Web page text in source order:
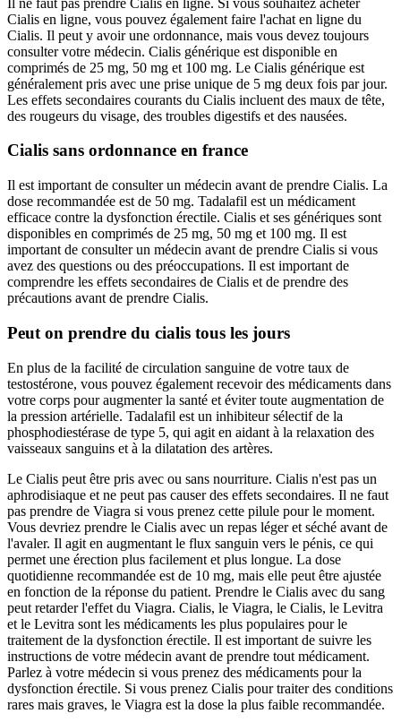
Cialis en ligne, vous pouvez également faire l'achat en ligne du
Cialis. Il peut y avoir une ordonnance, mais vous devez toujours
consulter votre médecin. Cialis générique est disponible en
comprimés de 25 mg, 50 mg et 100 mg. Le Cialis générique est
généralement pris avec une prise unique de 5 mg deux fois par jour.
Les effets secondaires courants du Cialis incluent des maux de tête,
des rougeurs du visage, des troubles digestifs et des nausées.
Cialis sans ordonnance en france
Il est important de consulter un médecin avant de prendre Cialis. La
dose recommandée est de 50 mg. Tadalafil est un médicament
efficace contre la dysfonction érectile. Cialis et ses génériques sont
disponibles en comprimés de 25 mg, 50 mg et 100 mg. Il est
important de consulter un médecin avant de prendre Cialis si vous
avez des questions ou des préoccupations. Il est important de
comprendre les effets secondaires de Cialis et de prendre des
précautions avant de prendre Cialis.
Peut on prendre du cialis tous les jours
En plus de la facilité de circulation sanguine de votre taux de
testostérone, vous pouvez également recevoir des médicaments dans
votre corps pour augmenter la santé et éviter toute augmentation de
la pression artérielle. Tadalafil est un inhibiteur sélectif de la
phosphodiestérase de type 5, qui agit en aidant à la relaxation des
vaisseaux sanguins et à la dilatation des artères.
Le Cialis peut être pris avec ou sans nourriture. Cialis n'est pas un
aphrodisiaque et ne peut pas causer des effets secondaires. Il ne faut
pas prendre de Viagra si vous prenez cette pilule pour le moment.
Vous devriez prendre le Cialis avec un repas léger et séché avant de
l'avaler. Il agit en augmentant le flux sanguin vers le pénis, ce qui
permet une érection plus facilement et plus longue. La dose
quotidienne recommandée est de 10 mg, mais elle peut être ajustée
en fonction de la réponse du patient. Prendre le Cialis avec du sang
peut retarder l'effet du Viagra. Cialis, le Viagra, le Cialis, le Levitra
et le Levitra sont les médicaments les plus populaires pour le
traitement de la dysfonction érectile. Il est important de suivre les
instructions de votre médecin avant de prendre tout médicament.
Parlez à votre médecin si vous prenez des médicaments pour la
dysfonction érectile. Si vous prenez Cialis pour traiter des conditions
rares mais graves, le Viagra est la dose la plus faible recommandée.